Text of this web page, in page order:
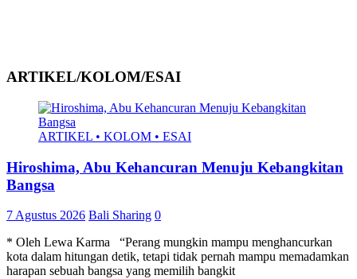
ARTIKEL/KOLOM/ESAI
ARTIKEL • KOLOM • ESAI
Hiroshima, Abu Kehancuran Menuju Kebangkitan
Bangsa
7 Agustus 2026 Bali Sharing 0
* Oleh Lewa Karma “Perang mungkin mampu menghancurkan
kota dalam hitungan detik, tetapi tidak pernah mampu memadamkan
harapan sebuah bangsa yang memilih bangkit